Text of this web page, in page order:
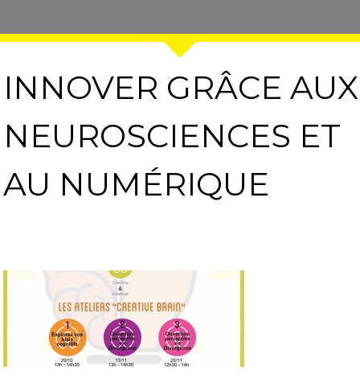
INNOVER GRÂCE AUX
NEUROSCIENCES ET
AU NUMÉRIQUE